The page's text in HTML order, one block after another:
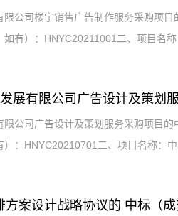
限公司楼宇销售广告制作服务采购项
有）：HNYC20211001二、项目名称
展有限公司广告设计及策划
公司广告设计及策划服务采购项目
：HNYC20210701二、项目名称：中
方案设计战略协议的 中标（